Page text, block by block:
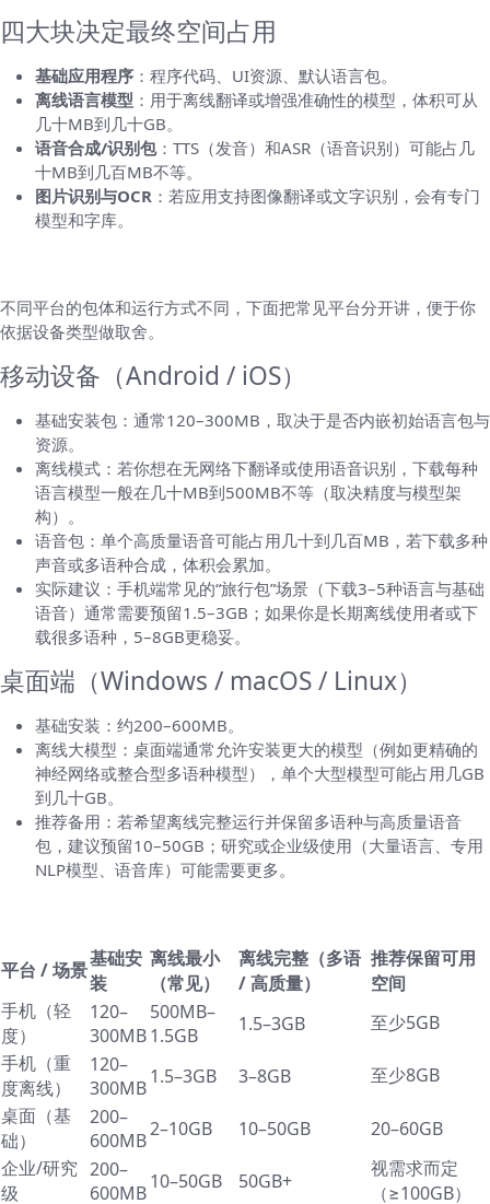
四大块决定最终空间占用
基础应用程序 ：程序代码、UI资源、默认语言包。
离线语言模型 ：用于离线翻译或增强准确性的模型，体积可从
几十MB到几十GB。
语音合成/识别包：TTS（发音）和ASR（语音识别）可能占几
十MB到几百MB不等。
图片识别与OCR ：若应用支持图像翻译或文字识别，会有专门
模型和字库。
不同平台的包体和运行方式不同，下面把常见平台分开讲，便于你
依据设备类型做取舍。
移动设备（Android / iOS）
基础安装包：通常120–300MB，取决于是否内嵌初始语言包与
资源。
离线模式：若你想在无网络下翻译或使用语音识别，下载每种
语言模型一般在几十MB到500MB不等（取决精度与模型架
构）。
语音包：单个高质量语音可能占用几十到几百MB，若下载多种
声音或多语种合成，体积会累加。
实际建议：手机端常见的“旅行包”场景（下载3–5种语言与基础
语音）通常需要预留1.5–3GB；如果你是长期离线使用者或下
载很多语种，5–8GB更稳妥。
桌面端（Windows / macOS / Linux）
基础安装：约200–600MB。
离线大模型：桌面端通常允许安装更大的模型（例如更精确的
神经网络或整合型多语种模型），单个大型模型可能占用几GB
到几十GB。
推荐备用：若希望离线完整运行并保留多语种与高质量语音
包，建议预留10–50GB；研究或企业级使用（大量语言、专用
NLP模型、语音库）可能需要更多。
平台 / 场景基础安
装
离线最小
（常见）
离线完整（多语
/ 高质量）
推荐保留可用
空间
手机（轻
度）
120–
300MB
500MB–
1.5GB
1.5–3GB
至少5GB
手机（重
度离线）
120–
300MB1.5–3GB 3–8GB
至少8GB
桌面（基
础）
200–
600MB2–10GB 10–50GB
20–60GB
企业/研究
级
200–
600MB10–50GB 50GB+
视需求而定
（≥100GB）